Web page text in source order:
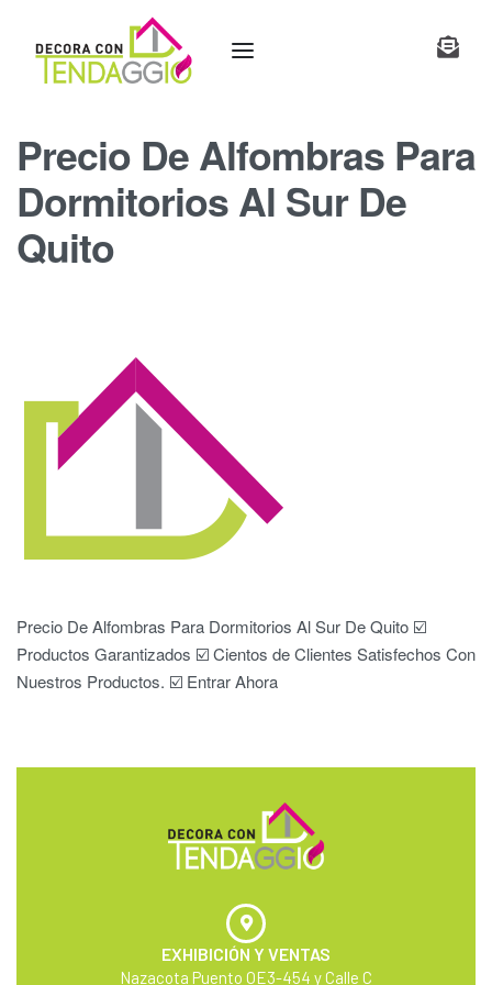
Precio De Alfombras Para
Dormitorios Al Sur De
Quito
Precio De Alfombras Para Dormitorios Al Sur De Quito ☑️
Productos Garantizados ☑️ Cientos de Clientes Satisfechos Con
Nuestros Productos. ☑️ Entrar Ahora
EXHIBICIÓN Y VENTAS
Nazacota Puento OE3-454 y Calle C